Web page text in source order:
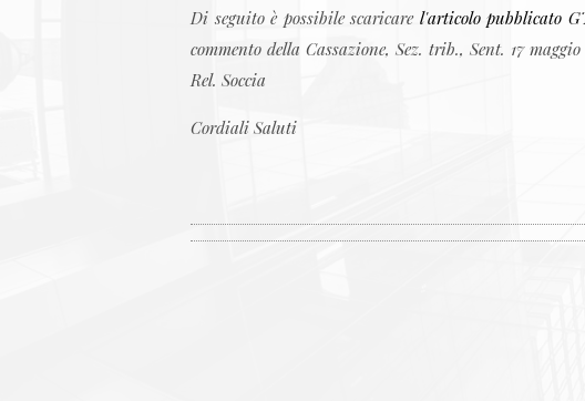
Di seguito è possibile scaricare l'articolo pubblicato
commento della Cassazione, Sez. trib., Sent. 17
Rel. Soccia
Cordiali Saluti